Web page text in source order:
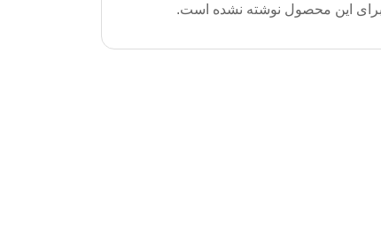
برای این محصول نوشته نشده است.